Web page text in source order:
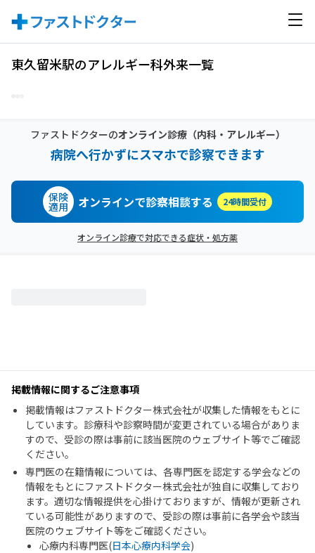
東久留米駅のアレルギー科外来一覧
ファストドクターのオンライン診療（内科・アレルギー）
病院へ行かずにスマホで診察できます
保険
適用 オンラインで診察相談する 24時間受付
オンライン診療で対応できる症状・処方薬
掲載情報に関するご注意事項
掲載情報はファストドクター株式会社が収集した情報をもとに
しています。診療科や診察時間が変更されている場合がありま
すので、受診の際は事前に該当医院のウェブサイト等でご確認
ください。
専門医の在籍情報については、各専門医を認定する学会などの
情報をもとにファストドクター株式会社が独自に収集しており
ます。適切な情報提供を心掛けておりますが、情報が更新され
ている可能性がありますので、受診の際は事前に各学会や該当
医院のウェブサイト等をご確認ください。
心療内科専門医(日本心療内科学会)